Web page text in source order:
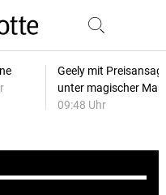
Geely mit
unter magischer
09:48 Uhr